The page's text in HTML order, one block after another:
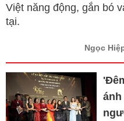
Việt năng động, gắn bó
tại.
Ngọc